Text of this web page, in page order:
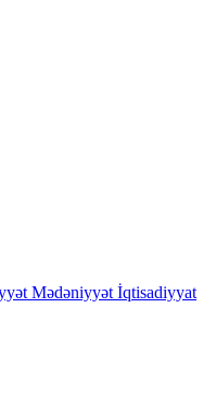
Mədəniyyət İqtisadiyyat